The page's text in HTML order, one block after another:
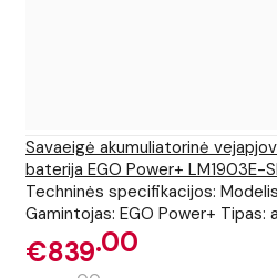
Savaeigė akumuliatorinė
baterija EGO Power+ LM1903E-
Techninės specifikacijos:
Gamintojas: EGO Power+ Tipas:
€839 00